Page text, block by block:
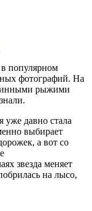
популярном
фотографий. На
рыжими
давно стала
выбирает
а вот со
звезда меняет
на лысо,